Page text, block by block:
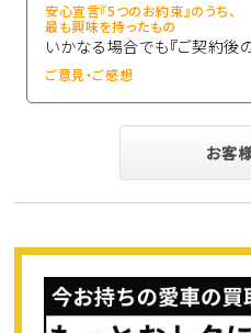
安心宣言『5つのお約束』のうち、
最も興味を持ったもの
いかなる場合でも『ご契約後
ご意見・ご感想
お客